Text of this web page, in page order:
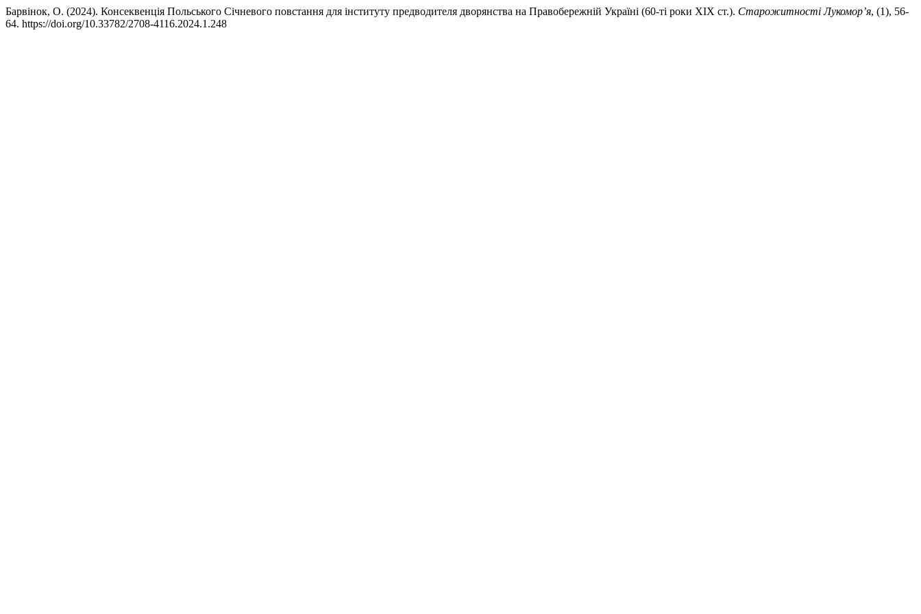
Барвінок, О. (2024). Консеквенція Польського Січневого повстання для інституту предводителя дворянства на Правобережній Україні (60-ті роки ХІХ ст.). Старожитності Лукомор’я, (1), 56-
64. https://doi.org/10.33782/2708-4116.2024.1.248